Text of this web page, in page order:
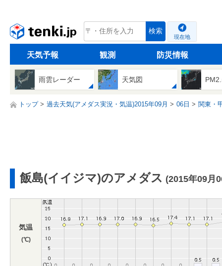
tenki.jp 検索
現在地
天気予報 観測 防災情報
雨雲レーダー 天気図
トップ 過去天気(アメダス実況・気温)2015年09月 06日 関東・
飯島(イイジマ)のアメダス (2015年09月
気温
(℃)